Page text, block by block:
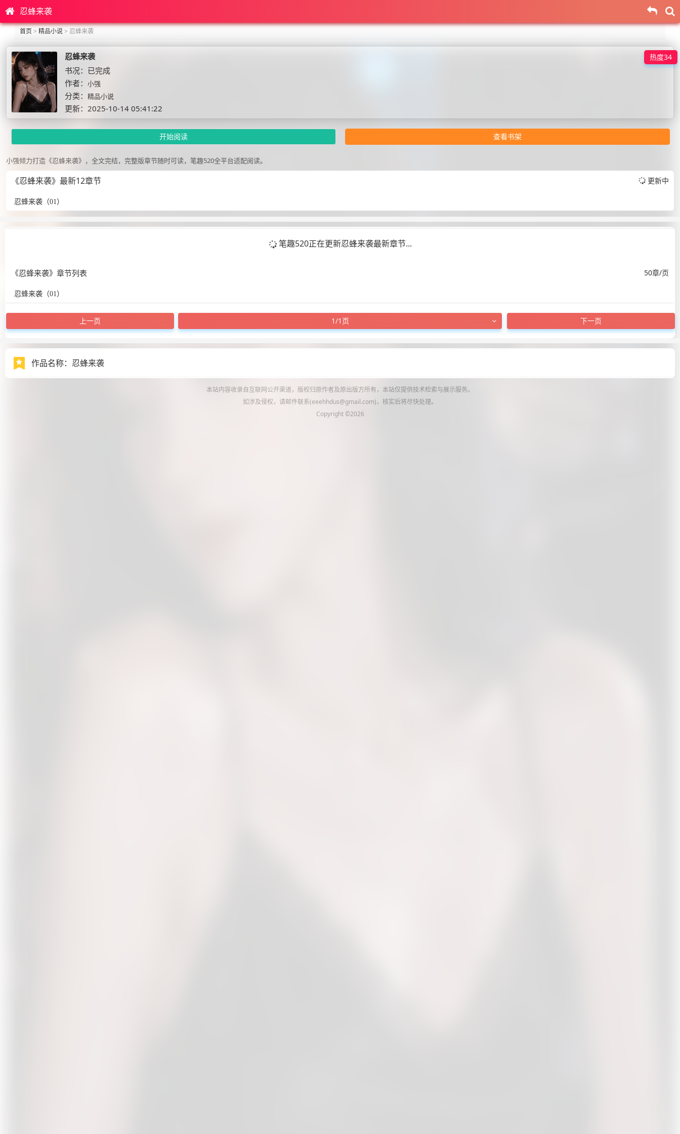
忍蜂来袭
首页> 精品小说> 忍蜂来袭
忍蜂来袭
书况：已完成
作者： 小强
分类： 精品小说
更新：2025-10-14 05:41:22
热度34
开始阅读 查看书架
小强倾力打造《忍蜂来袭》，全文完结，完整版章节随时可读，笔趣520全平台适配阅读。
《忍蜂来袭》最新12章节 更新中
忍蜂来袭（01）
笔趣520正在更新忍蜂来袭最新章节...
《忍蜂来袭》章节列表 50章/页
忍蜂来袭（01）
上一页 1/1页 下一页
作品名称：忍蜂来袭
本站内容收录自互联网公开渠道，版权归原作者及原出版方所有，本站仅提供技术检索与展示服务。
如涉及侵权，请邮件联系(eeehhdus@gmail.com)，核实后将尽快处理。
Copyright ©2026